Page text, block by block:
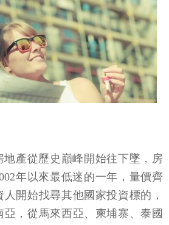
地產從歷史巔峰開始往下墜，房
年以來最低迷的一年，量價齊
開始找尋其他國家投資標的，
，從馬來西亞、柬埔寨、泰國